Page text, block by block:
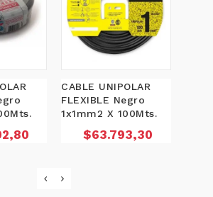
CABLE UNIPOLAR
FLEXIBLE Negro
1x1mm2 X 100Mts.
Precio
$63.793,30